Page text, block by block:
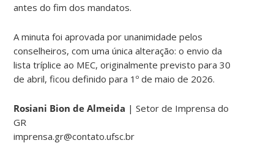
antes do fim dos mandatos.
A minuta foi aprovada por unanimidade pelos
conselheiros, com uma única alteração: o envio da
lista tríplice ao MEC, originalmente previsto para 30
de abril, ficou definido para 1º de maio de 2026.
Rosiani Bion de Almeida | Setor de Imprensa do
GR
imprensa.gr@contato.ufsc.br